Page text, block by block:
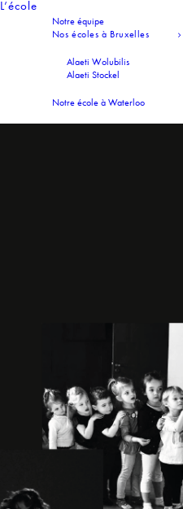
L’école
Notre équipe
Nos écoles à Bruxelles
Alaeti Wolubilis
Alaeti Stockel
Notre école à Waterloo